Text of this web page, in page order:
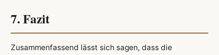
7. Fazit
Zusammenfassend lässt sich sagen, dass die